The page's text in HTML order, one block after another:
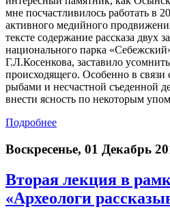
мне посчастливилось работать в
активного медийного
тексте содержание рассказа двух
национального парка
Г.Л.Косенкова, заставило
происходящего. Особенно в
рыбами и несчастной съеденной
внести ясность по некоторым
Подробнее
Воскресенье, 01 Декабрь
Вторая лекция в
«Археологи